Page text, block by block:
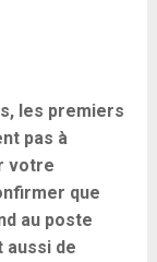
les premiers
pas à
votre
que
au poste
aussi de